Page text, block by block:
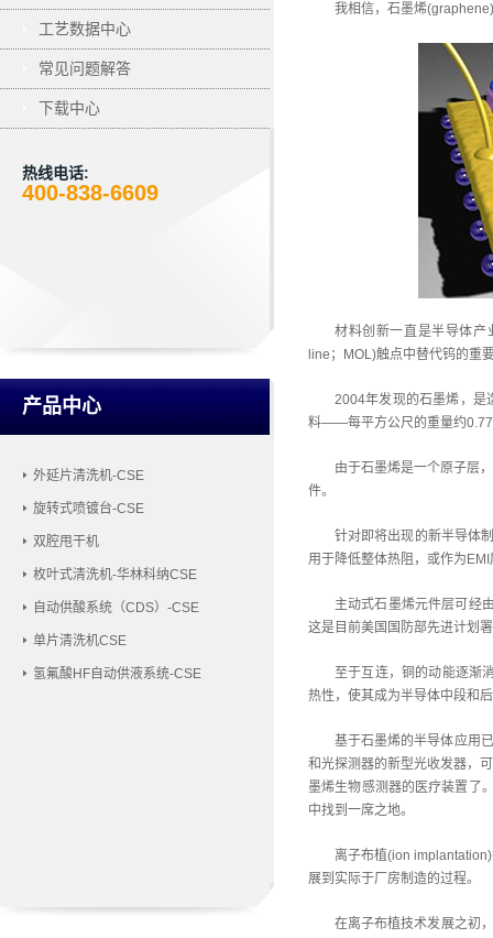
工艺数据中心
常见问题解答
下载中心
热线电话:
400-838-6609
产品中心
外延片清洗机-CSE
旋转式喷镀台-CSE
双腔甩干机
枚叶式清洗机-华林科纳CSE
自动供酸系统（CDS）-CSE
单片清洗机CSE
氢氟酸HF自动供液系统-CSE
我相信，石墨烯
材料创新一直是半导体产
line；MOL)触点中替代钨的重
2004年发现的石墨烯，是
料——每平方公尺的重量约0.77
由于石墨烯是一个原子层
件。
针对即将出现的新半导体
用于降低整体热阻，或作为
主动式石墨烯元件层可经
这是目前美国国防部先进计划
至于互连，铜的动能逐渐
热性，使其成为半导体中段和
基于石墨烯的半导体应用
和光探测器的新型光收发器，
墨烯生物感测器的医疗装置了
中找到一席之地。
离子布植(ion
展到实际于厂房制造的过程。
在离子布植技术发展之初